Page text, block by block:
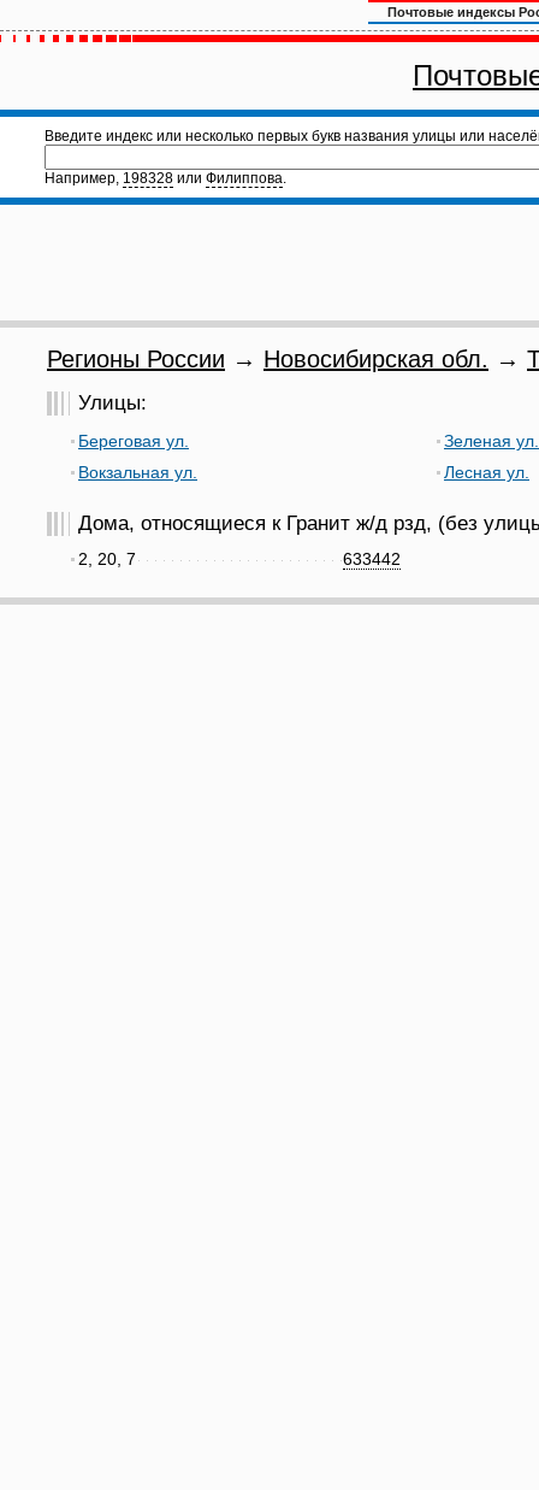
Почтовые индексы
Введите индекс или несколько первых букв названия улицы или
Например, 198328 или Филиппова.
Регионы России → Новосибирская обл. →
Улицы:
Береговая ул.
Вокзальная ул.
Зеленая ул.
Лесная ул.
Дома, относящиеся к Гранит ж/д рзд, (без
633442
2, 20, 7